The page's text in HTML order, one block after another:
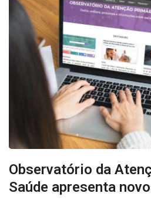
Observatório da
Saúde apresenta